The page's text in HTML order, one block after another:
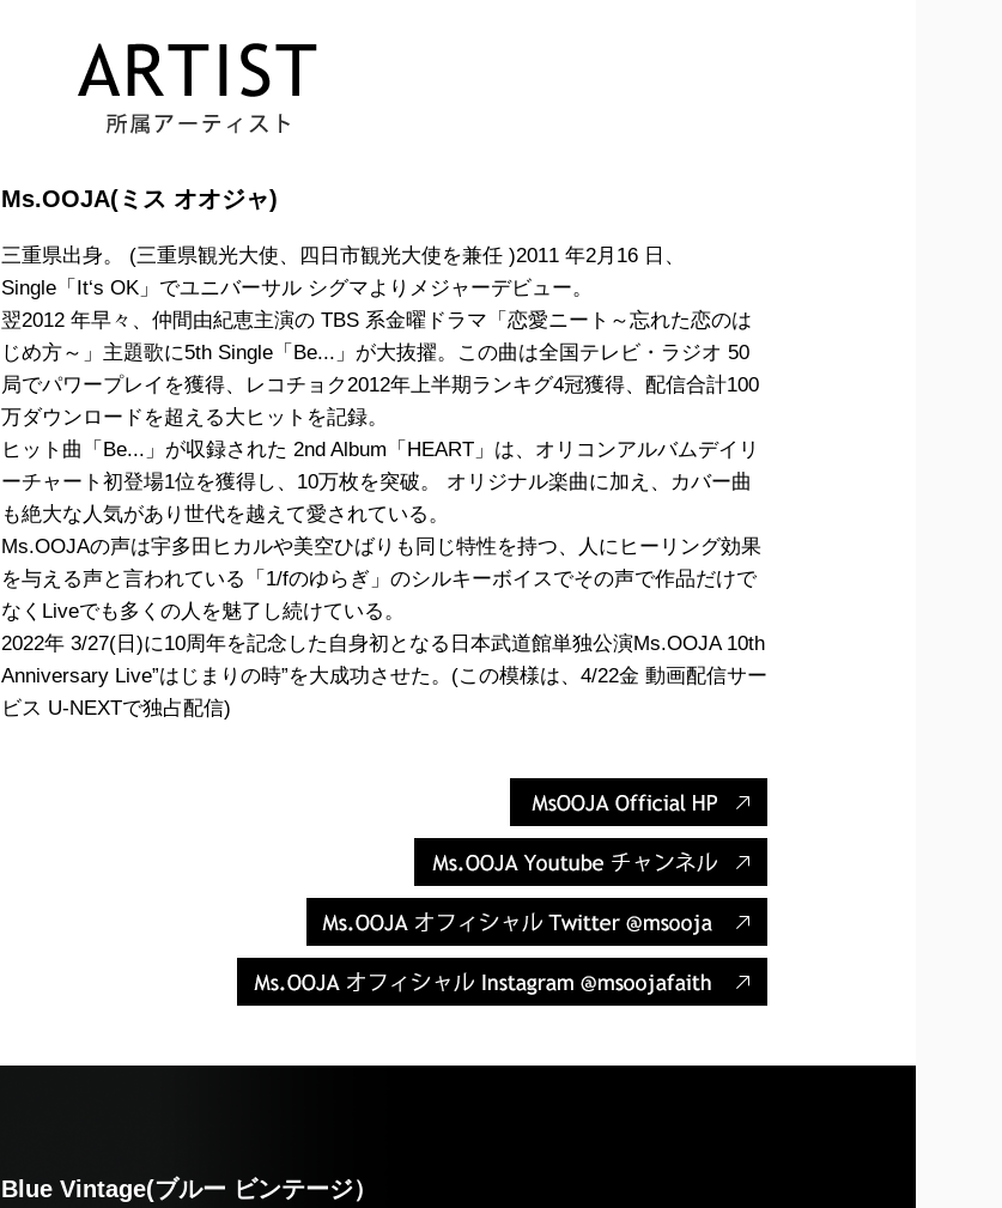
Ms.OOJA(ミス オオジャ)
三重県出身。 (三重県観光大使、四日市観光大使を兼任 )2011 年2月16 日、
Single「It‘s OK」でユニバーサル シグマよりメジャーデビュー。
翌2012 年早々、仲間由紀恵主演の TBS 系金曜ドラマ「恋愛ニート～忘れた恋のは
じめ方～」主題歌に5th Single「Be...」が大抜擢。この曲は全国テレビ・ラジオ 50
局でパワープレイを獲得、レコチョク2012年上半期ランキグ4冠獲得、配信合計100
万ダウンロードを超える大ヒットを記録。
ヒット曲「Be...」が収録された 2nd Album「HEART」は、オリコンアルバムデイリ
ーチャート初登場1位を獲得し、10万枚を突破。 オリジナル楽曲に加え、カバー曲
も絶大な人気があり世代を越えて愛されている。
Ms.OOJAの声は宇多田ヒカルや美空ひばりも同じ特性を持つ、人にヒーリング効果
を与える声と言われている「1/fのゆらぎ」のシルキーボイスでその声で作品だけで
なくLiveでも多くの人を魅了し続けている。
2022年 3/27(日)に10周年を記念した自身初となる日本武道館単独公演Ms.OOJA 10th
Anniversary Live”はじまりの時”を大成功させた。(この模様は、4/22金 動画配信サー
ビス U-NEXTで独占配信)
Blue Vintage(ブルー ビンテージ）